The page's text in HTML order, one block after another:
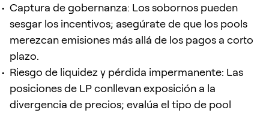
Captura de gobernanza: Los sobornos pueden
sesgar los incentivos; asegúrate de que los pools
merezcan emisiones más allá de los pagos a corto
plazo.
Riesgo de liquidez y pérdida impermanente: Las
posiciones de LP conllevan exposición a la
divergencia de precios; evalúa el tipo de pool